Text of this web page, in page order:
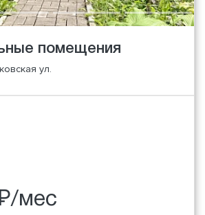
помещения
ул.
мес